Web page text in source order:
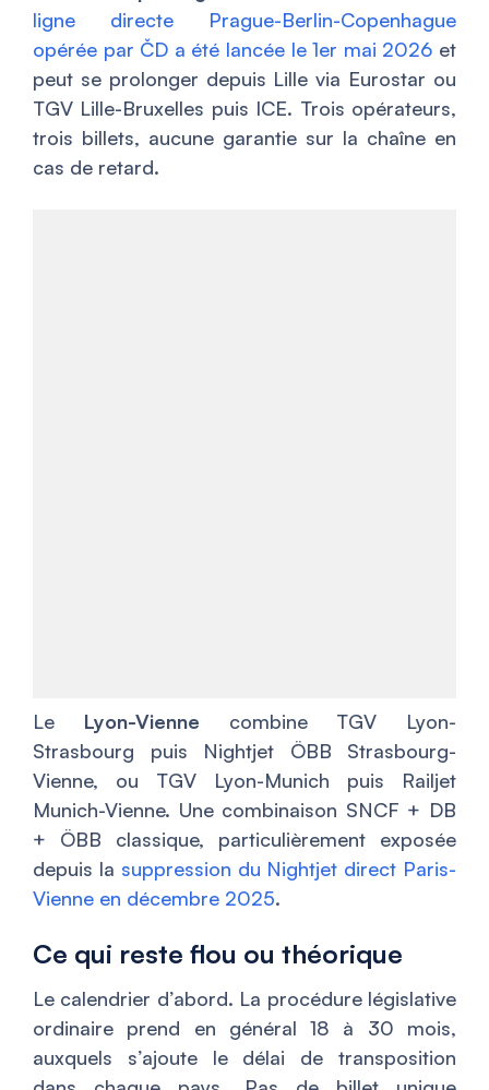
ligne directe Prague-Berlin-Copenhague
opérée par ČD a été lancée le 1er mai 2026 et
peut se prolonger depuis Lille via Eurostar ou
TGV Lille-Bruxelles puis ICE. Trois opérateurs,
trois billets, aucune garantie sur la chaîne en
cas de retard.
Le Lyon-Vienne combine TGV Lyon-
Strasbourg puis Nightjet ÖBB Strasbourg-
Vienne, ou TGV Lyon-Munich puis Railjet
Munich-Vienne. Une combinaison SNCF + DB
+ ÖBB classique, particulièrement exposée
depuis la suppression du Nightjet direct Paris-
Vienne en décembre 2025.
Ce qui reste flou ou théorique
Le calendrier d’abord. La procédure législative
ordinaire prend en général 18 à 30 mois,
auxquels s’ajoute le délai de transposition